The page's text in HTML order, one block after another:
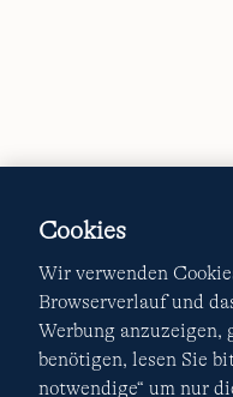
Cookies
Wir verwenden
Browserverlauf und
Werbung anzuzeigen,
benötigen, lesen Sie
notwendige“ um nur